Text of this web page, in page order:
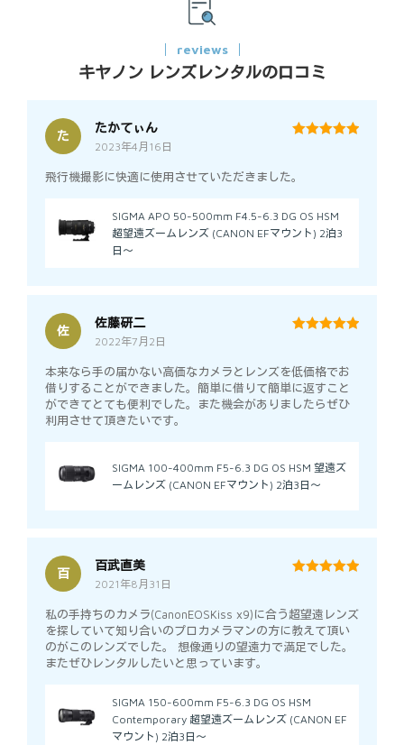
reviews
キヤノン レンズレンタルの口コミ
た
たかてぃん
2023年4月16日
飛行機撮影に快適に使用させていただきました。
SIGMA APO 50-500mm F4.5-6.3 DG OS HSM
超望遠ズームレンズ (CANON EFマウント) 2泊3
日～
佐
佐藤研二
2022年7月2日
本来なら手の届かない高価なカメラとレンズを低価格でお
借りすることができました。簡単に借りて簡単に返すこと
ができてとても便利でした。また機会がありましたらぜひ
利用させて頂きたいです。
SIGMA 100-400mm F5-6.3 DG OS HSM 望遠ズ
ームレンズ (CANON EFマウント) 2泊3日～
百
百武直美
2021年8月31日
私の手持ちのカメラ(CanonEOSKiss x9)に合う超望遠レンズ
を探していて知り合いのプロカメラマンの方に教えて頂い
のがこのレンズでした。 想像通りの望遠力で満足でした。
またぜひレンタルしたいと思っています。
SIGMA 150-600mm F5-6.3 DG OS HSM
Contemporary 超望遠ズームレンズ (CANON EF
マウント) 2泊3日～